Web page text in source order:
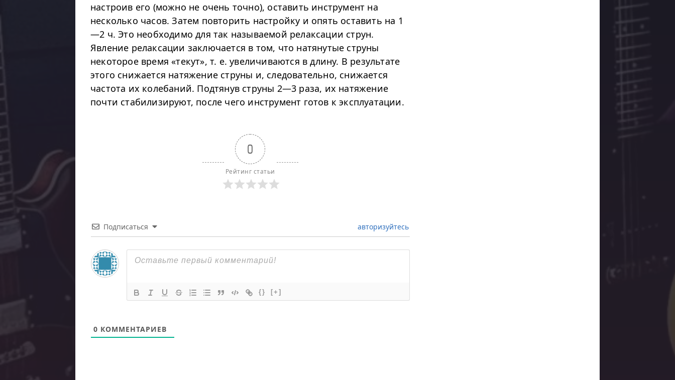
настроив его (можно не очень точно), оставить инструмент на
несколько часов. Затем повторить настройку и опять оставить на 1
—2 ч. Это необходимо для так называемой релаксации струн.
Явление релаксации заключается в том, что натянутые струны
некоторое время «текут», т. е. увеличиваются в длину. В результате
этого снижается натяжение струны и, следовательно, снижается
частота их колебаний. Подтянув струны 2—3 раза, их натяжение
почти стабилизируют, после чего инструмент готов к эксплуатации.
0
Рейтинг статьи
Подписаться авторизуйтесь
{} [+]
0 КОММЕНТАРИЕВ